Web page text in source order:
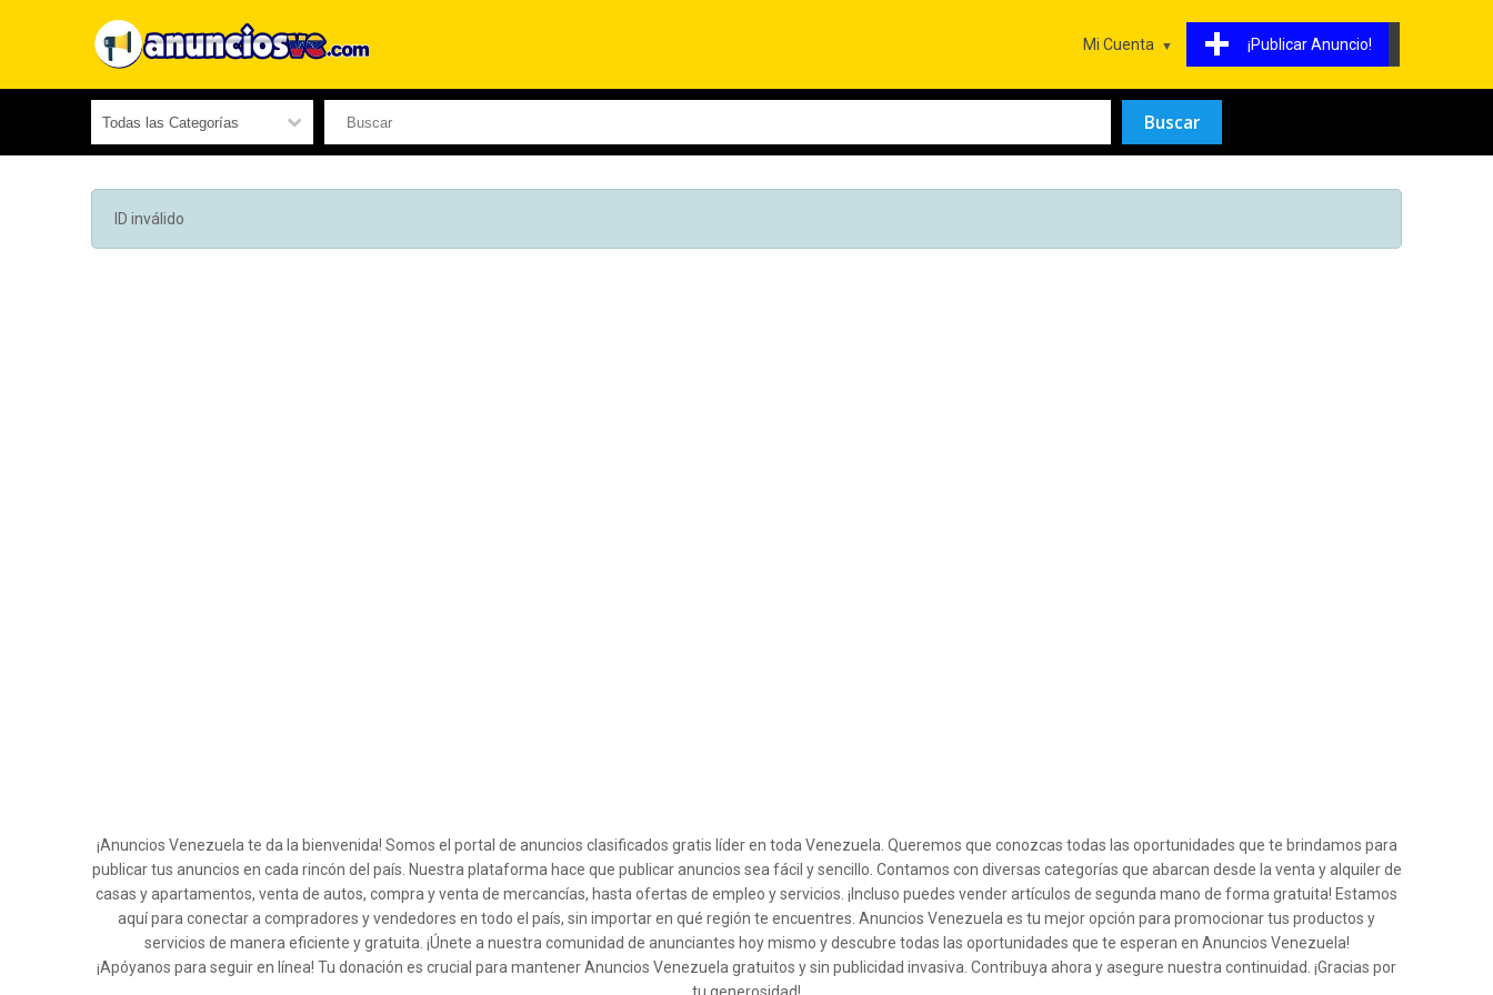
¡Publicar Anuncio!
Mi Cuenta
ID inválido
¡Anuncios Venezuela te da la bienvenida! Somos el portal de anuncios clasificados gratis líder en toda Venezuela. Queremos que conozcas todas las oportunidades que te brindamos para
publicar tus anuncios en cada rincón del país. Nuestra plataforma hace que publicar anuncios sea fácil y sencillo. Contamos con diversas categorías que abarcan desde la venta y alquiler de
casas y apartamentos, venta de autos, compra y venta de mercancías, hasta ofertas de empleo y servicios. ¡Incluso puedes vender artículos de segunda mano de forma gratuita! Estamos
aquí para conectar a compradores y vendedores en todo el país, sin importar en qué región te encuentres. Anuncios Venezuela es tu mejor opción para promocionar tus productos y
servicios de manera eficiente y gratuita. ¡Únete a nuestra comunidad de anunciantes hoy mismo y descubre todas las oportunidades que te esperan en Anuncios Venezuela!
¡Apóyanos para seguir en línea! Tu donación es crucial para mantener Anuncios Venezuela gratuitos y sin publicidad invasiva. Contribuya ahora y asegure nuestra continuidad. ¡Gracias por